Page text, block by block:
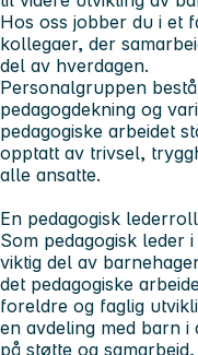
Hos oss jobber du i et
kollegaer, der
del av hverdagen.
Personalgruppen
pedagogdekning og
pedagogiske arbeidet
opptatt av trivsel,
alle ansatte.
En pedagogisk
Som pedagogisk leder
viktig del av
det pedagogiske
foreldre og faglig
en avdeling med barn
på støtte og